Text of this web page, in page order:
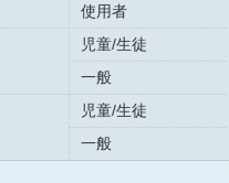
使用者
児童/生徒
一般
児童/生徒
一般